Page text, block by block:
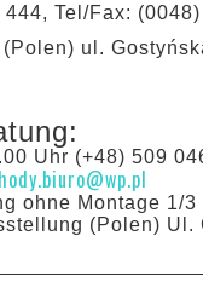
Tel/Fax:
ul.
Uhr (+48) 509
ohne Montage 1/
(Polen) Ul.